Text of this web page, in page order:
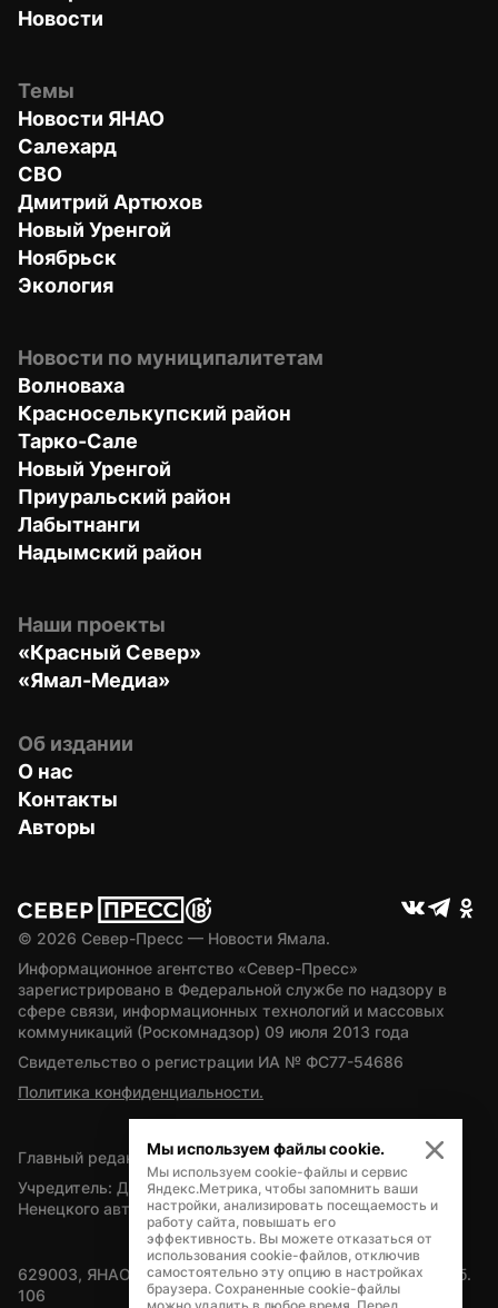
Новости
Темы
Новости ЯНАО
Салехард
СВО
Дмитрий Артюхов
Новый Уренгой
Ноябрьск
Экология
Новости по муниципалитетам
Волноваха
Красноселькупский район
Тарко-Сале
Новый Уренгой
Приуральский район
Лабытнанги
Надымский район
Наши проекты
«Красный Север»
«Ямал-Медиа»
Об издании
О нас
Контакты
Авторы
© 2026 Север-Пресс — Новости Ямала.
Информационное агентство «Север-Пресс»
зарегистрировано в Федеральной службе по надзору в
сфере связи, информационных технологий и массовых
коммуникаций (Роскомнадзор) 09 июля 2013 года
Свидетельство о регистрации ИА № ФС77-54686
Политика конфиденциальности.
Главный редактор — А.Л. Поздеев
Учредитель: Департамент внутренней политики Ямало-
Ненецкого автономного округа
629003, ЯНАО, Салехард, мкр. Богдана Кнунянца, д.1, каб.
106
Мы используем файлы cookie.
Мы используем cookie-файлы и сервис
Яндекс.Метрика, чтобы запомнить ваши
настройки, анализировать посещаемость и
работу сайта, повышать его
эффективность. Вы можете отказаться от
использования cookie-файлов, отключив
самостоятельно эту опцию в настройках
браузера. Сохраненные cookie-файлы